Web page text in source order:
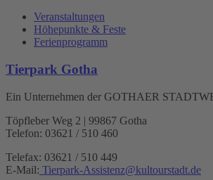
Veranstaltungen
Höhepunkte & Feste
Ferienprogramm
Tierpark Gotha
Ein Unternehmen der GOTHAER
Töpfleber Weg 2 | 99867 Gotha
Telefon: 03621 / 510 460
Telefax: 03621 / 510 449
E-Mail: Tierpark-Assistenz@kultourstadt.de